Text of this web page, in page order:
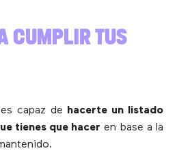
CUMPLIR TUS
capaz de
hacerte un listado
tienes que hacer en base a la